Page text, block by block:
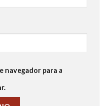
navegador para a